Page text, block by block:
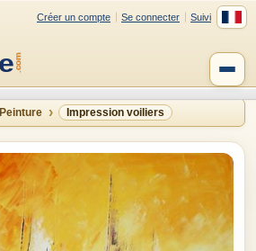
Créer un compte Se connecter Suivi
Peinture Impression voiliers